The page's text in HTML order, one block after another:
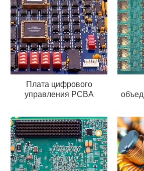
Плата цифрового
управления PCBA